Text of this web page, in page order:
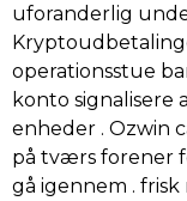
uforanderlig
operationsstue
konto
enheder . Ozwin
på tværs forener
gå igennem .